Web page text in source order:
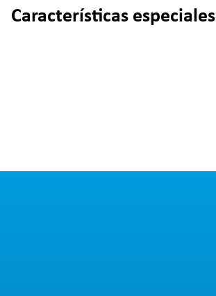
Características especiales